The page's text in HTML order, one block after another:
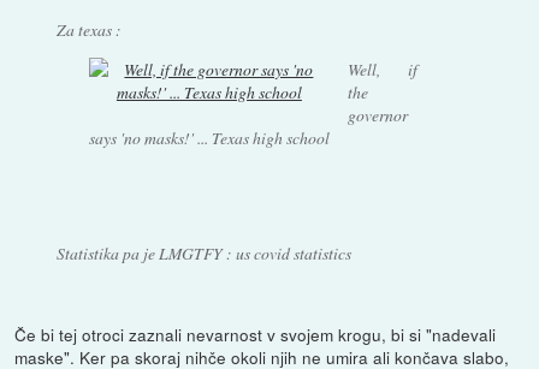
Za texas :
Well, if
the
governor
says 'no masks!' ... Texas high school
Statistika pa je LMGTFY : us covid statistics
Če bi tej otroci zaznali nevarnost v svojem krogu, bi si "nadevali
maske". Ker pa skoraj nihče okoli njih ne umira ali končava slabo,